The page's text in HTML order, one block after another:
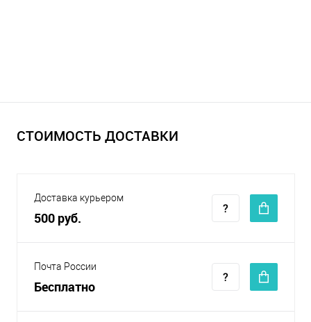
СТОИМОСТЬ ДОСТАВКИ
Доставка курьером
500 руб.
Почта России
Бесплатно